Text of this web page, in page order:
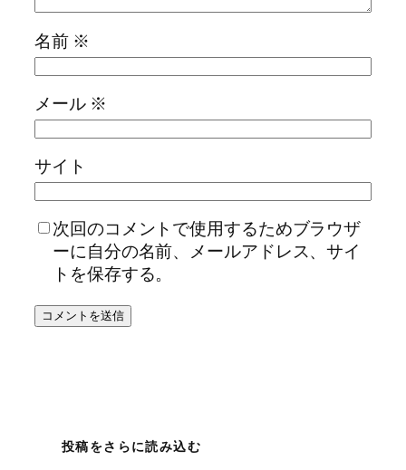
名前 ※
メール ※
サイト
次回のコメントで使用するためブラウザ
ーに自分の名前、メールアドレス、サイ
トを保存する。
投稿をさらに読み込む